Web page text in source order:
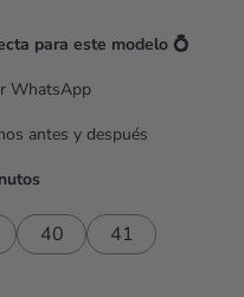
para este modelo 💍
WhatsApp
antes y después
40
41